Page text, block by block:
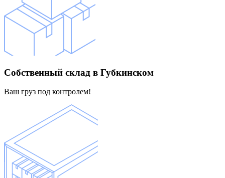
Собственный склад в Губкинском
Ваш груз под контролем!